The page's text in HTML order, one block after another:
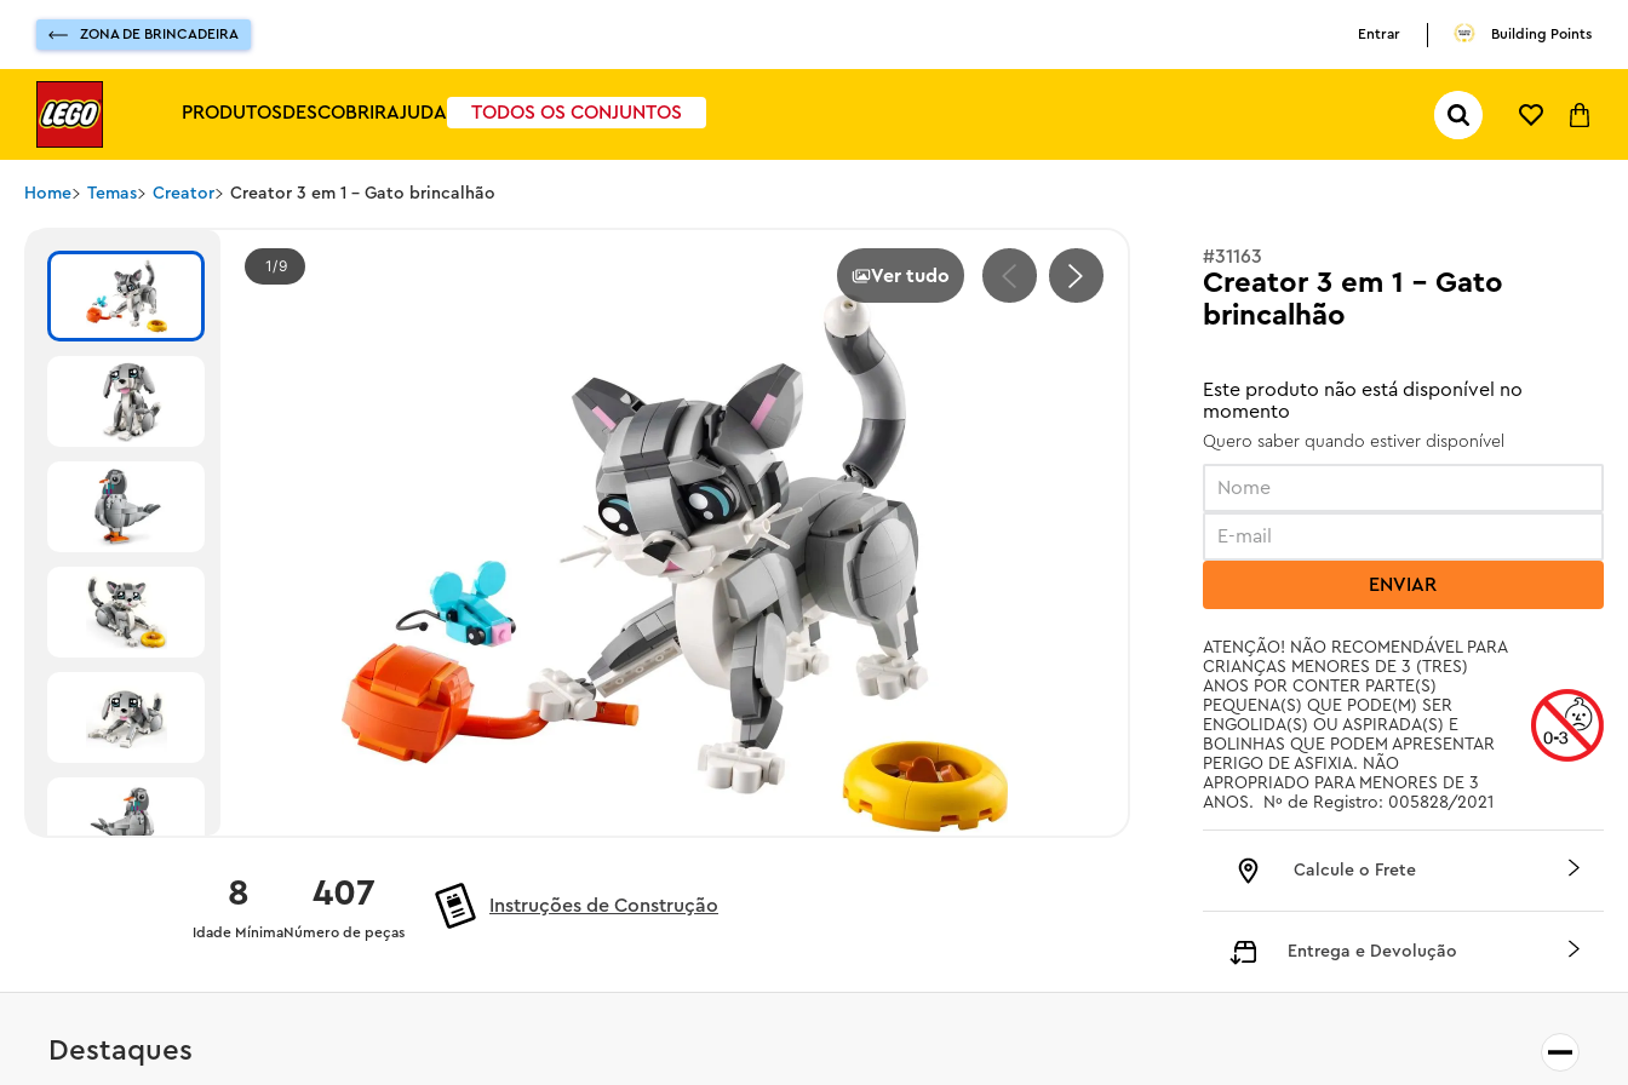
ZONA DE BRINCADEIRA Entrar Building Points
PRODUTOSDESCOBRIRAJUDA TODOS OS CONJUNTOS
Pesquisar...
Home Temas Creator Creator 3 em 1 - Gato brincalhão
1 9 Ver tudo
407
Número de peças
8
Idade Mínima
Instruções de Construção
#31163
Creator 3 em 1 - Gato
brincalhão
Este produto não está disponível no
momento
Quero saber quando estiver disponível
ENVIAR
ATENÇÃO! NÃO RECOMENDÁVEL PARA
CRIANÇAS MENORES DE 3 (TRES)
ANOS POR CONTER PARTE(S)
PEQUENA(S) QUE PODE(M) SER
ENGOLIDA(S) OU ASPIRADA(S) E
BOLINHAS QUE PODEM APRESENTAR
PERIGO DE ASFIXIA. NÃO
APROPRIADO PARA MENORES DE 3
ANOS.  Nº de Registro: 005828/2021
Calcule o Frete
Entrega e Devolução
Destaques
TERMOS MAIS BUSCADOS
ferrari